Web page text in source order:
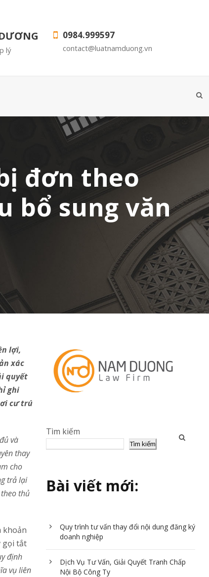
lý
0984.999597
contact@luatnamduong.vn
đơn theo
bổ sung văn
lợi,
xác
quyết
ghi
cư trú
ủvà
thay
cho
trả lại
thủ
khoản
gọi tắt
định
vụ liên
Tìm kiếm
Tìm kiếm
Bài viết mới:
Quy trình tư vấn thay đổi nội dung đăng ký
doanh nghiệp
Dịch Vụ Tư Vấn, Giải Quyết Tranh Chấp
Nội Bộ Công Ty